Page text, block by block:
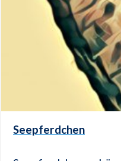
Seepferdchen